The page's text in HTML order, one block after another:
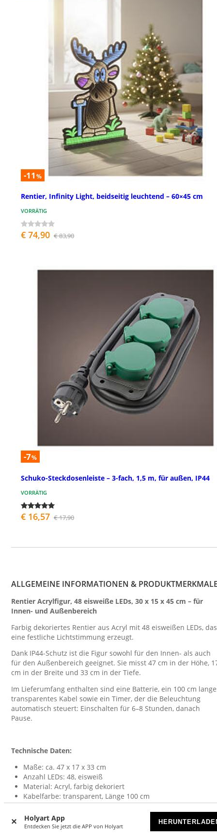
Holyart App
Entdecken Sie jetzt die APP von Holyart
-11 %
Rentier, Infinity Light, beidseitig leuchtend – 60×45 cm
VORRÄTIG
€ 74,90 € 83,90
-7%
Schuko-Steckdosenleiste – 3-fach, 1,5 m, für außen, IP44
VORRÄTIG
€ 16,57 € 17,90
ALLGEMEINE INFORMATIONEN &
Rentier Acrylfigur, 48 eisweiße LEDs, 30 x 15 x 45 cm – für
Innen- und Außenbereich
Farbig dekoriertes Rentier aus Acryl mit 48 eisweißen LEDs, das
eine festliche Lichtstimmung erzeugt.
Dank IP44-Schutz ist die Figur sowohl für den Innen- als auch
für den Außenbereich geeignet. Sie misst 47 cm in der Höhe,
cm in der Breite und 33 cm in der Tiefe.
Im Lieferumfang enthalten sind eine Batterie, ein 100 cm
transparentes Kabel sowie ein Timer, der die Beleuchtung
automatisch steuert: Einschalten für 6–8 Stunden, danach
Pause.
Technische Daten:
Maße: ca. 47 x 17 x 33 cm
Anzahl LEDs: 48, eisweiß
Material: Acryl, farbig dekoriert
Kabelfarbe: transparent, Länge 100 cm
Schutzart: IP44
Stromversorgung: Batterie (inkl.)
Timerfunktion: integriert